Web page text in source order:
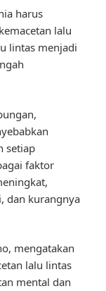
harus
lalu
lintas menjadi
setiap
faktor
dan kurangnya
mengatakan
lalu lintas
mental dan